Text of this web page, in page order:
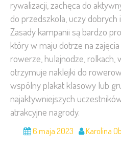
rywalizacji, zachęca do
do przedszkola, uczy
Zasady kampanii są bardzo
który w maju dotrze na
rowerze, hulajnodze, rolkach,
otrzymuje naklejki do
wspólny plakat klasowy lub
najaktywniejszych
atrakcyjne nagrody.
6 maja 2023 Karolina